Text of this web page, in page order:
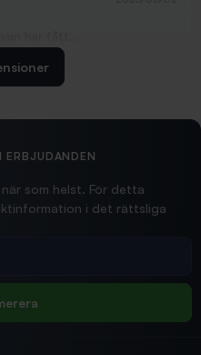
2026/02/19
och bra...
ERBJUDANDEN
som helst. För detta
i det rättsliga